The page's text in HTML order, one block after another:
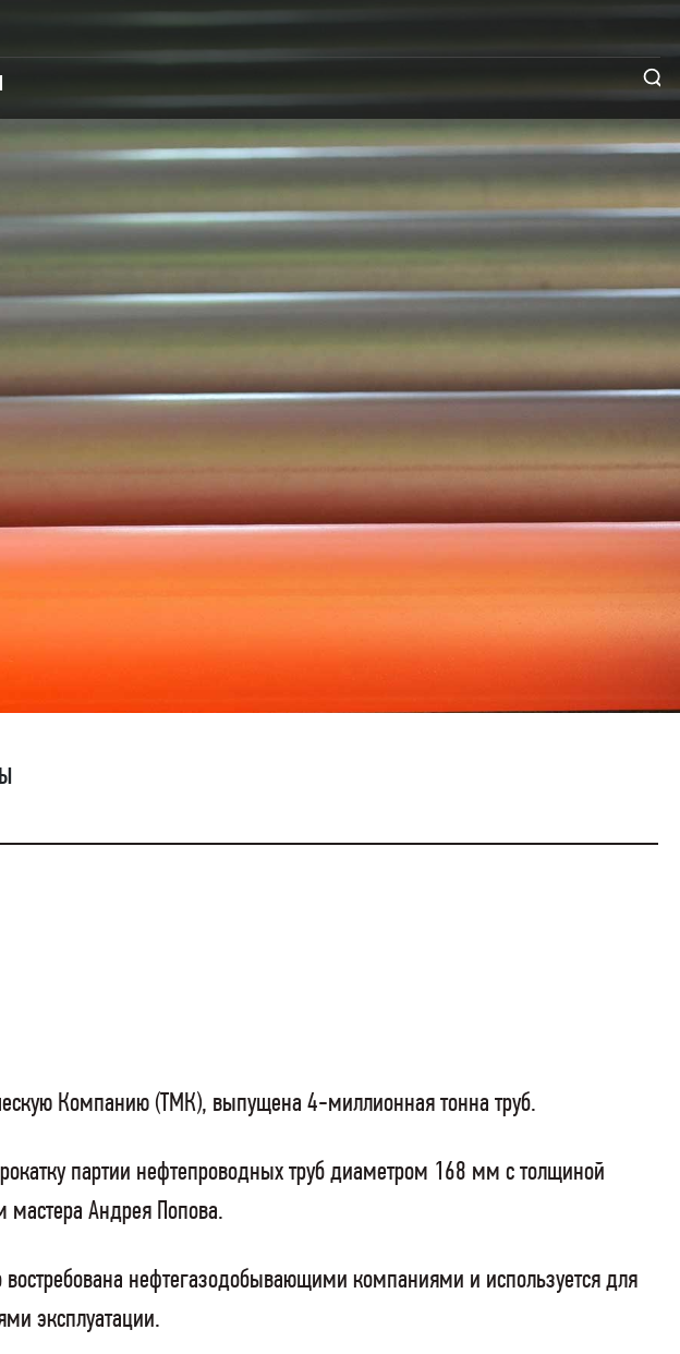
Компанию (ТМК), выпущена 4-миллионная тонна труб.
партии нефтепроводных труб диаметром 168 мм с толщиной
мастера Андрея Попова.
нефтегазодобывающими компаниями и используется для
эксплуатации.